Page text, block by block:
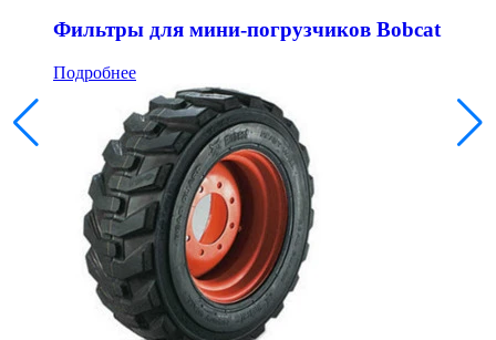
Фильтры для мини-погрузчиков Bobcat
Подробнее